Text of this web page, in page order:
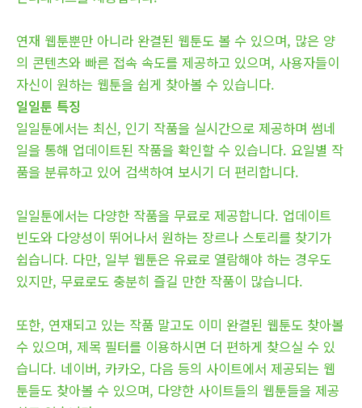
연재 웹툰뿐만 아니라 완결된 웹툰도 볼 수 있으며, 많은 양
의 콘텐츠와 빠른 접속 속도를 제공하고 있으며, 사용자들이
자신이 원하는 웹툰을 쉽게 찾아볼 수 있습니다.
일일툰 특징
일일툰에서는 최신, 인기 작품을 실시간으로 제공하며 썸네
일을 통해 업데이트된 작품을 확인할 수 있습니다. 요일별 작
품을 분류하고 있어 검색하여 보시기 더 편리합니다.
일일툰에서는 다양한 작품을 무료로 제공합니다. 업데이트
빈도와 다양성이 뛰어나서 원하는 장르나 스토리를 찾기가
쉽습니다. 다만, 일부 웹툰은 유료로 열람해야 하는 경우도
있지만, 무료로도 충분히 즐길 만한 작품이 많습니다.
또한, 연재되고 있는 작품 말고도 이미 완결된 웹툰도 찾아볼
수 있으며, 제목 필터를 이용하시면 더 편하게 찾으실 수 있
습니다. 네이버, 카카오, 다음 등의 사이트에서 제공되는 웹
툰들도 찾아볼 수 있으며, 다양한 사이트들의 웹툰들을 제공